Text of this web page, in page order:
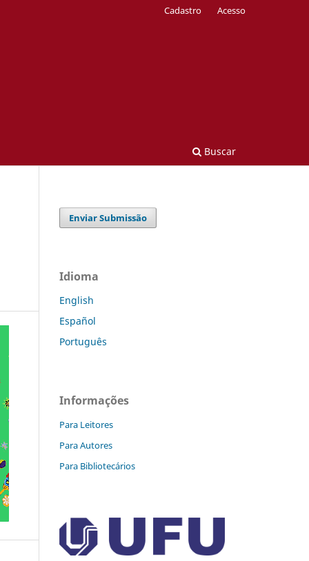
Buscar
Cadastro Acesso
Enviar Submissão
Idioma
English
Español
Português
Informações
Para Leitores
Para Autores
Para Bibliotecários